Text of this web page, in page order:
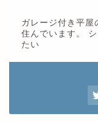
ガレージ付き平
住んでいます。
たい